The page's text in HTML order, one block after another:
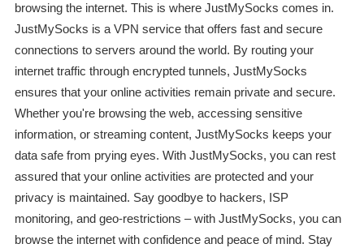
browsing the internet. This is where JustMySocks comes in.
JustMySocks is a VPN service that offers fast and secure
connections to servers around the world. By routing your
internet traffic through encrypted tunnels, JustMySocks
ensures that your online activities remain private and secure.
Whether you're browsing the web, accessing sensitive
information, or streaming content, JustMySocks keeps your
data safe from prying eyes. With JustMySocks, you can rest
assured that your online activities are protected and your
privacy is maintained. Say goodbye to hackers, ISP
monitoring, and geo-restrictions – with JustMySocks, you can
browse the internet with confidence and peace of mind. Stay